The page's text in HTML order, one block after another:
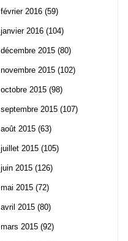
février 2016 (59)
janvier 2016 (104)
décembre 2015 (80)
novembre 2015 (102)
octobre 2015 (98)
septembre 2015 (107)
août 2015 (63)
juillet 2015 (105)
juin 2015 (126)
mai 2015 (72)
avril 2015 (80)
mars 2015 (92)